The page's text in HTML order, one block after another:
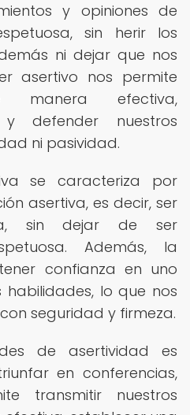
y opiniones de
sin herir los
ni dejar que nos
asertivo nos permite
manera efectiva,
defender nuestros
ni pasividad.
se caracteriza por
asertiva, es decir, ser
sin dejar de ser
Además, la
confianza en uno
habilidades, lo que nos
seguridad y firmeza.
de asertividad es
en conferencias,
transmitir nuestros